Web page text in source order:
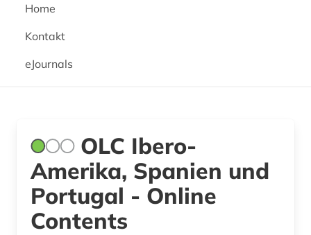
Home
Kontakt
eJournals
OLC Ibero-
Amerika, Spanien und
Portugal - Online
Contents